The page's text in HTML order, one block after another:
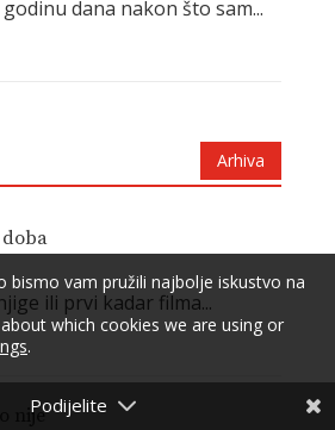
dana nakon što sam...
Arhiva
ili prvi kadar filma...
nije
bismo vam pružili najbolje iskustvo na
which cookies we are using or
.